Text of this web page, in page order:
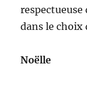
dans le choix
Noëlle